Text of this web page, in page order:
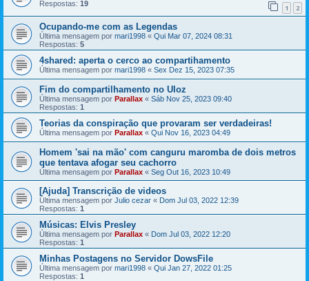
Respostas: 19 1 2
Ocupando-me com as Legendas
Última mensagem por mari1998 « Qui Mar 07, 2024 08:31
Respostas: 5
4shared: aperta o cerco ao compartihamento
Última mensagem por mari1998 « Sex Dez 15, 2023 07:35
Fim do compartilhamento no Uloz
Última mensagem por Parallax « Sáb Nov 25, 2023 09:40
Respostas: 1
Teorias da conspiração que provaram ser verdadeiras!
Última mensagem por Parallax « Qui Nov 16, 2023 04:49
Homem 'sai na mão' com canguru maromba de dois metros
que tentava afogar seu cachorro
Última mensagem por Parallax « Seg Out 16, 2023 10:49
[Ajuda] Transcrição de videos
Última mensagem por Julio cezar « Dom Jul 03, 2022 12:39
Respostas: 1
Músicas: Elvis Presley
Última mensagem por Parallax « Dom Jul 03, 2022 12:20
Respostas: 1
Minhas Postagens no Servidor DowsFile
Última mensagem por mari1998 « Qui Jan 27, 2022 01:25
Respostas: 1